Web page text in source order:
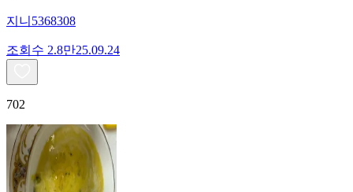
지니5368308
조회수 2.8만25.09.24
702